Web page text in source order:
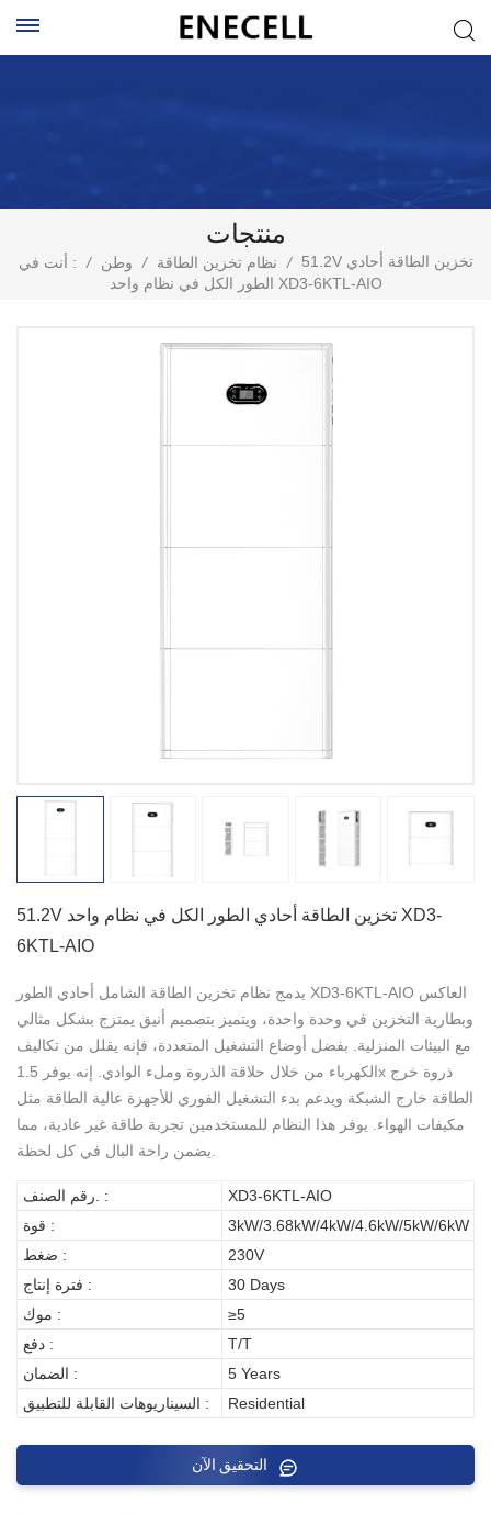
منتجات
أنت في : / وطن / نظام تخزين الطاقة /
51.2V تخزين الطاقة أحادي
الطور الكل في نظام واحد XD3-6KTL-AIO
51.2V تخزين الطاقة أحادي الطور الكل في نظام واحد XD3-
6KTL-AIO
يدمج نظام تخزين الطاقة الشامل أحادي الطور XD3-6KTL-AIO العاكس
وبطارية التخزين في وحدة واحدة، ويتميز بتصميم أنيق يمتزج بشكل مثالي
مع البيئات المنزلية. بفضل أوضاع التشغيل المتعددة، فإنه يقلل من تكاليف
الكهرباء من خلال حلاقة الذروة وملء الوادي. إنه يوفر 1.5x ذروة خرج
الطاقة خارج الشبكة ويدعم بدء التشغيل الفوري للأجهزة عالية الطاقة مثل
مكيفات الهواء. يوفر هذا النظام للمستخدمين تجربة طاقة غير عادية، مما
يضمن راحة البال في كل لحظة.
رقم الصنف. :
XD3-6KTL-AIO
قوة :
3kW/3.68kW/4kW/4.6kW/5kW/6kW
ضغط :
230V
فترة إنتاج :
30 Days
موك :
≥5
دفع :
T/T
الضمان :
5 Years
السيناريوهات القابلة للتطبيق :
Residential